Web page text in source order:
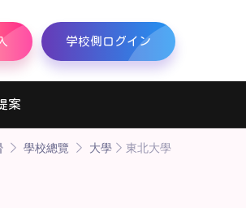
学校側ログイン
案
學校總覽 大學 東北大學